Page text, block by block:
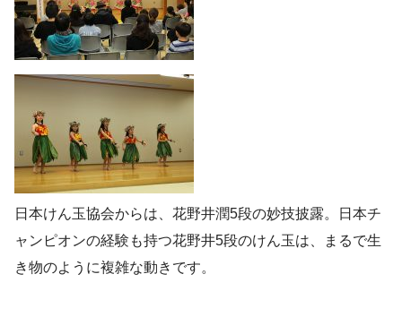
日本けん玉協会からは、花野井潤5段の妙技披露。日本チ
ャンピオンの経験も持つ花野井5段のけん玉は、まるで生
き物のように複雑な動きです。